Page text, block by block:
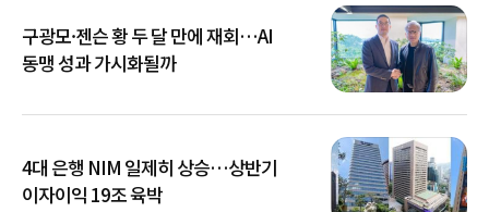
구광모·젠슨 황 두 달 만에 재회…AI
동맹 성과 가시화될까
4대 은행 NIM 일제히 상승…상반기
이자이익 19조 육박